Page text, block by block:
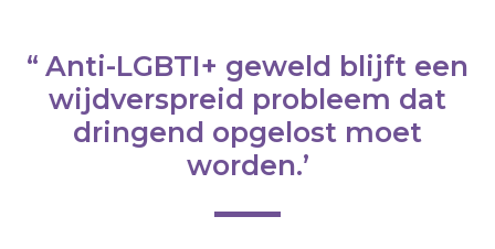
Anti-LGBTI+ geweld blijft een
wijdverspreid probleem dat
dringend opgelost moet
worden.’